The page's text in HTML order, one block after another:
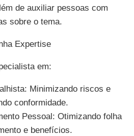
de auxiliar pessoas com
sobre o tema.
Expertise
em:
Minimizando riscos e
conformidade.
Pessoal: Otimizando folha
e benefícios.